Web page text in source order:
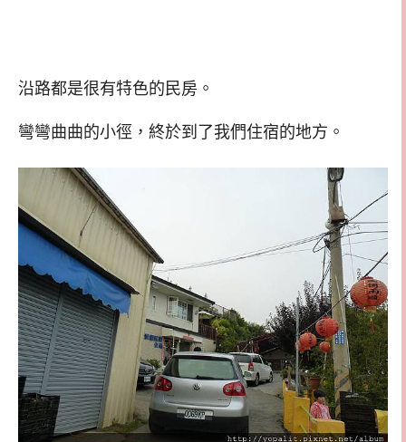
沿路都是很有特色的民房。
彎彎曲曲的小徑，終於到了我們住宿的地方。